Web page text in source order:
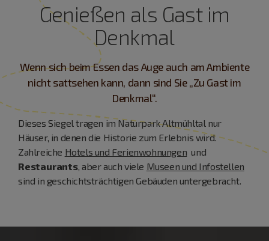
Genießen als Gast im
Denkmal
Wenn sich beim Essen das Auge auch am Ambiente
nicht sattsehen kann, dann sind Sie „Zu Gast im
Denkmal“.
Dieses Siegel tragen im Naturpark Altmühltal nur
Häuser, in denen die Historie zum Erlebnis wird.
Zahlreiche Hotels und Ferienwohnungen und
Restaurants, aber auch viele Museen und Infostellen
sind in geschichtsträchtigen Gebäuden untergebracht.